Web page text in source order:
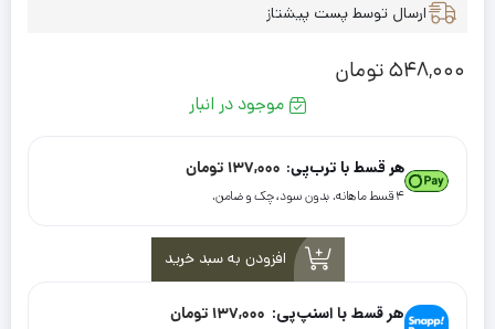
ارسال توسط پست پیشتاز
548,000تومان
موجود در انبار
هر قسط با ترب‌پی: 137,000 تومان
۴ قسط ماهانه. بدون سود، چک و ضامن.
افزودن به سبد خرید
هر قسط با اسنپ‌پی: 137,000 تومان